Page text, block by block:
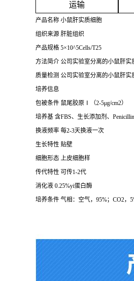
运输
产品名称 小鼠肝实质细胞
组织来源 肝脏组织
产品规格 5×10^5Cells/T25
方法简介 公司实验室分离的小鼠肝
质量检测 公司实验室分离的小鼠肝实
培养信息
包被条件 鼠尾胶原 Ⅰ（2-5μg/cm2）
培养基 含FBS、生长添加剂、
换液频率 每2-3天换液一次
生长特性 贴壁
细胞形态
上皮细胞样
传代特性 可传1-2代
消化液 0.25%yi蛋白酶
培养条件 气相：空气， 95%；CO2，